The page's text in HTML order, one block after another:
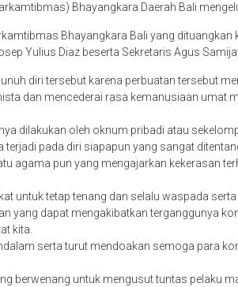
Bhayangkara Daerah Bali
Bhayangkara Bali yang dituangkan
Yulius Diaz beserta Sekretaris Agus
diri tersebut karena perbuatan tersebut
dan mencederai rasa kemanusiaan umat
dilakukan oleh oknum pribadi atau
pada diri siapapun yang sangat
agama pun yang mengajarkan kekerasan
untuk tetap tenang dan selalu waspada
yang dapat mengakibatkan terganggunya
kita.
serta turut mendoakan semoga para
berwenang untuk mengusut tuntas pelaku